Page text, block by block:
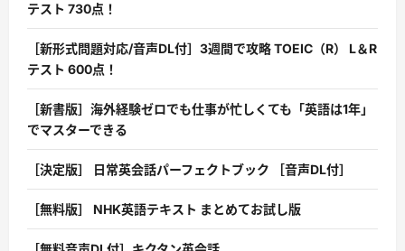
テスト 730点！
［新形式問題対応/音声DL付］3週間で攻略 TOEIC（R） L＆R
テスト 600点！
［新書版］海外経験ゼロでも仕事が忙しくても「英語は1年」
でマスターできる
［決定版］ 日常英会話パーフェクトブック ［音声DL付］
［無料版］ NHK英語テキスト まとめてお試し版